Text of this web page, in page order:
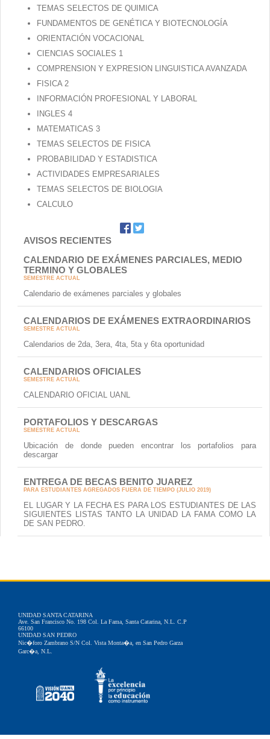
TEMAS SELECTOS DE QUIMICA
FUNDAMENTOS DE GENÉTICA Y BIOTECNOLOGÍA
ORIENTACIÓN VOCACIONAL
CIENCIAS SOCIALES 1
COMPRENSION Y EXPRESION LINGUISTICA AVANZADA
FISICA 2
INFORMACIÓN PROFESIONAL Y LABORAL
INGLES 4
MATEMATICAS 3
TEMAS SELECTOS DE FISICA
PROBABILIDAD Y ESTADISTICA
ACTIVIDADES EMPRESARIALES
TEMAS SELECTOS DE BIOLOGIA
CALCULO
AVISOS RECIENTES
CALENDARIO DE EXÁMENES PARCIALES, MEDIO
TERMINO Y GLOBALES
SEMESTRE ACTUAL
Calendario de exámenes parciales y globales
CALENDARIOS DE EXÁMENES EXTRAORDINARIOS
SEMESTRE ACTUAL
Calendarios de 2da, 3era, 4ta, 5ta y 6ta oportunidad
CALENDARIOS OFICIALES
SEMESTRE ACTUAL
CALENDARIO OFICIAL UANL
PORTAFOLIOS Y DESCARGAS
SEMESTRE ACTUAL
Ubicación de donde pueden encontrar los portafolios para
descargar
ENTREGA DE BECAS BENITO JUAREZ
PARA ESTUDIANTES AGREGADOS FUERA DE TIEMPO (JULIO 2019)
EL LUGAR Y LA FECHA ES PARA LOS ESTUDIANTES DE LAS
SIGUIENTES LISTAS TANTO LA UNIDAD LA FAMA COMO LA
DE SAN PEDRO.
UNIDAD SANTA CATARINA
Ave. San Francisco No. 198 Col. La Fama, Santa Catarina, N.L. C.P
66100
UNIDAD SAN PEDRO
Nic�foro Zambrano S/N Col. Vista Monta�a, en San Pedro Garza
Garc�a, N.L.